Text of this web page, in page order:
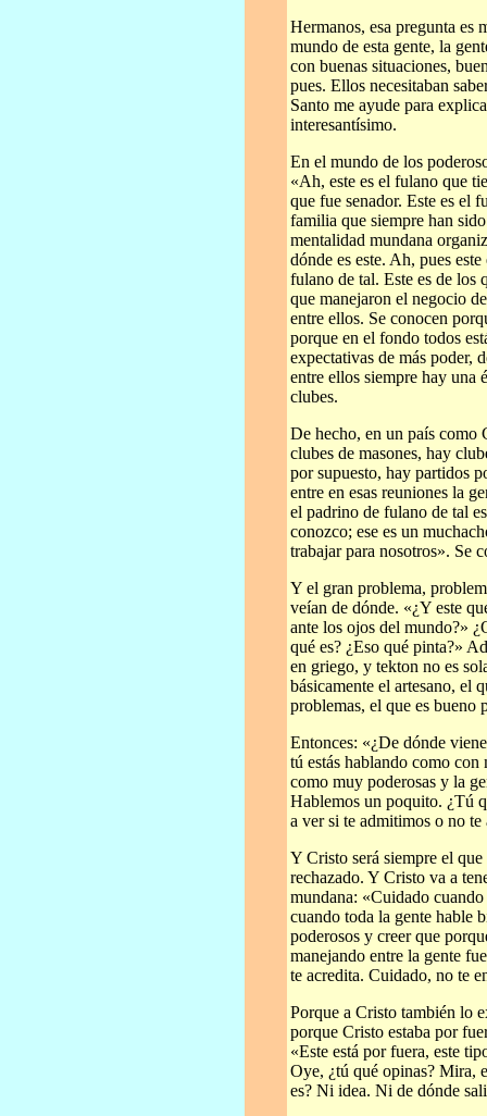
Hermanos, esa pregunta es
mundo de esta gente, la
con buenas situaciones,
pues. Ellos necesitaban
Santo me ayude para
interesantísimo.
En el mundo de los
«Ah, este es el fulano que
que fue senador. Este es el
familia que siempre han
mentalidad mundana
dónde es este. Ah, pues
fulano de tal. Este es de los
que manejaron el negocio
entre ellos. Se conocen
porque en el fondo todos
expectativas de más poder,
entre ellos siempre hay una
clubes.
De hecho, en un país como
clubes de masones, hay
por supuesto, hay partidos
entre en esas reuniones la
el padrino de fulano de tal
conozco; ese es un
trabajar para nosotros». Se
Y el gran problema,
veían de dónde. «¿Y este
ante los ojos del mundo?»
qué es? ¿Eso qué pinta?»
en griego, y tekton no es
básicamente el artesano, el
problemas, el que es bueno
Entonces: «¿De dónde
tú estás hablando como con
como muy poderosas y la
Hablemos un poquito. ¿Tú
a ver si te admitimos o no
Y Cristo será siempre el
rechazado. Y Cristo va a
mundana: «Cuidado
cuando toda la gente hable
poderosos y creer que
manejando entre la gente
te acredita. Cuidado, no te
Porque a Cristo también lo
porque Cristo estaba por
«Este está por fuera, este
Oye, ¿tú qué opinas? Mira,
es? Ni idea. Ni de dónde